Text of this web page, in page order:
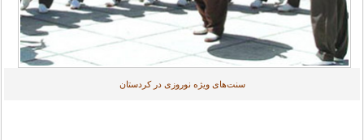
سنت‌های ویژه نوروزی در کردستان